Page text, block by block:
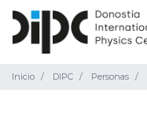
Inicio DIPC Personas